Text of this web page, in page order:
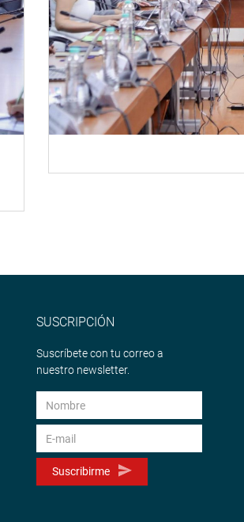
SUSCRIPCIÓN
Suscríbete con tu correo a
nuestro newsletter.
Suscribirme